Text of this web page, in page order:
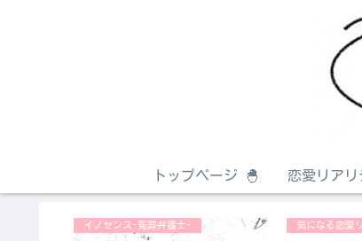
トップページ 🐣 恋愛リア
イノセンス-冤罪弁護士- 気になる恋愛